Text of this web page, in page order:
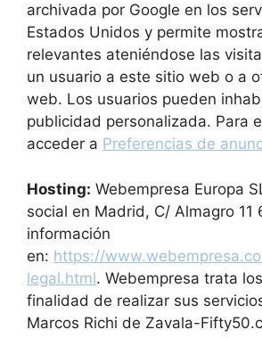
archivada por Google en los
Estados Unidos y permite
relevantes ateniéndose las
un usuario a este sitio web o a
web. Los usuarios pueden
publicidad personalizada. Para
acceder a Preferencias de
Hosting: Webempresa Europa
social en Madrid, C/ Almagro 11
información
en: https://
legal.html. Webempresa trata
finalidad de realizar sus
Marcos Richi de Zavala-